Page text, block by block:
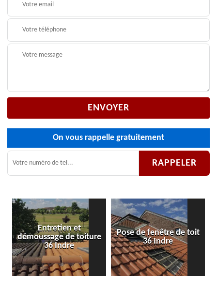
On vous rappelle gratuitement
Entretien et
démoussage de toiture
36 Indre
Pose de fenêtre de toit
36 Indre